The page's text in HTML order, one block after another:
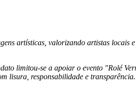
artísticas, valorizando artistas locais
limitou-se a apoiar o evento "Rolé
lisura, responsabilidade e transparência.